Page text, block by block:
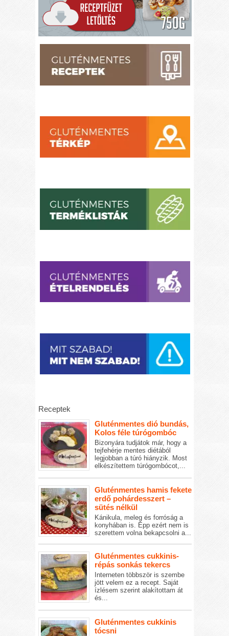
Receptek
Gluténmentes dió bundás,
Kolos féle túrógombóc
Bizonyára tudjátok már, hogy a
tejfehérje mentes diétából
legjobban a túró hiányzik. Most
elkészítettem túrógombócot,...
Gluténmentes hamis fekete
erdő pohárdesszert –
sütés nélkül
Kánikula, meleg és forróság a
konyhában is. Épp ezért nem is
szerettem volna bekapcsolni a...
Gluténmentes cukkinis-
répás sonkás tekercs
Interneten többször is szembe
jött velem ez a recept. Saját
ízlésem szerint alakítottam át
és...
Gluténmentes cukkinis
tócsni